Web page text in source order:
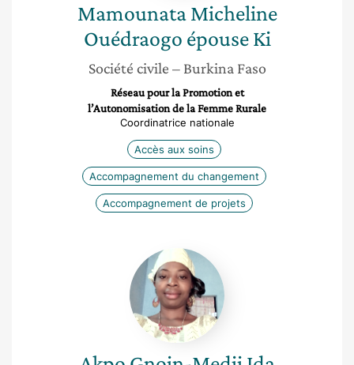
Mamounata Micheline
Ouédraogo épouse Ki
Société civile – Burkina Faso
Réseau pour la Promotion et
l’Autonomisation de la Femme Rurale
Coordinatrice nationale
Accès aux soins
Accompagnement du changement
Accompagnement de projets
Akpo
Gnoin-
Medji
Ida